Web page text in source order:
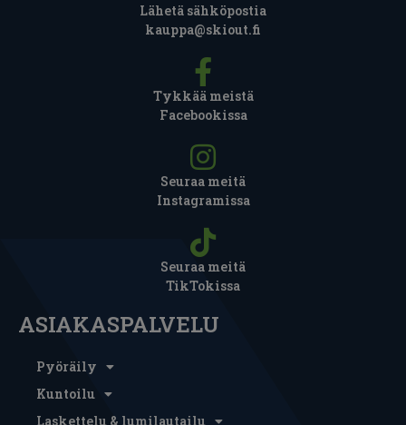
Lähetä sähköpostia
kauppa@skiout.fi
Tykkää meistä
Facebookissa
Seuraa meitä
Instagramissa
Seuraa meitä
TikTokissa
ASIAKASPALVELU
Pyöräily
Kuntoilu
Laskettelu & lumilautailu